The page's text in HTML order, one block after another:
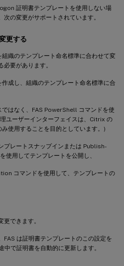
証明書テンプレートを使用しない場
の変更がサポートされています。
更する
織のテンプレート命名標準に合わせて変
要があります。
成し、組織のテンプレート命名標準に合
はなく、FAS PowerShell コマンドを使
ユーザーインターフェイスは、Citrix の
使用することを目的としています。)
レートスナップインまたは Publish-
使用してテンプレートを公開し、
コマンドを使用して、テンプレートの
できます。
FAS は証明書テンプレートのこの設定を
で証明書を自動的に更新します。